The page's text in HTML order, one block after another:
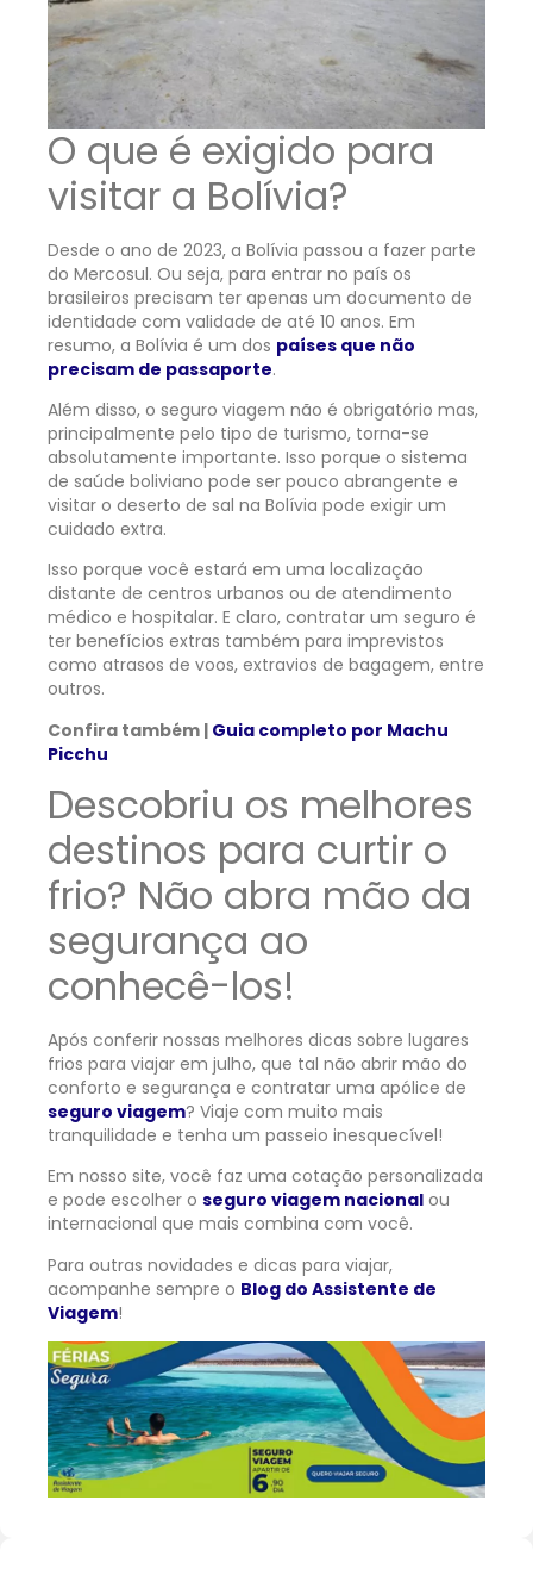
O que é exigido para
visitar a Bolívia?
Desde o ano de 2023, a Bolívia passou a fazer parte
do Mercosul. Ou seja, para entrar no país os
brasileiros precisam ter apenas um documento de
identidade com validade de até 10 anos. Em
resumo, a Bolívia é um dos países que não
precisam de passaporte.
Além disso, o seguro viagem não é obrigatório mas,
principalmente pelo tipo de turismo, torna-se
absolutamente importante. Isso porque o sistema
de saúde boliviano pode ser pouco abrangente e
visitar o deserto de sal na Bolívia pode exigir um
cuidado extra.
Isso porque você estará em uma localização
distante de centros urbanos ou de atendimento
médico e hospitalar. E claro, contratar um seguro é
ter benefícios extras também para imprevistos
como atrasos de voos, extravios de bagagem, entre
outros.
Confira também | Guia completo por Machu
Picchu
Descobriu os melhores
destinos para curtir o
frio? Não abra mão da
segurança ao
conhecê-los!
Após conferir nossas melhores dicas sobre lugares
frios para viajar em julho, que tal não abrir mão do
conforto e segurança e contratar uma apólice de
seguro viagem? Viaje com muito mais
tranquilidade e tenha um passeio inesquecível!
Em nosso site, você faz uma cotação personalizada
e pode escolher o seguro viagem nacional ou
internacional que mais combina com você.
Para outras novidades e dicas para viajar,
acompanhe sempre o Blog do Assistente de
Viagem!